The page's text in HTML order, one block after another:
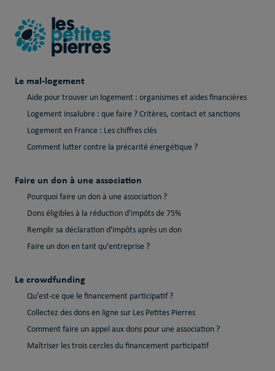
Le mal-logement
Aide pour trouver un logement : organismes et aides financières
Logement insalubre : que faire ? Critères, contact et sanctions
Logement en France : Les chiffres clés
Comment lutter contre la précarité énergétique ?
Faire un don à une association
Pourquoi faire un don à une association ?
Dons éligibles à la réduction d'impôts de 75%
Remplir sa déclaration d'impôts après un don
Faire un don en tant qu’entreprise ?
Le crowdfunding
Qu’est-ce que le financement participatif ?
Collectez des dons en ligne sur Les Petites Pierres
Comment faire un appel aux dons pour une association ?
Maîtriser les trois cercles du financement participatif